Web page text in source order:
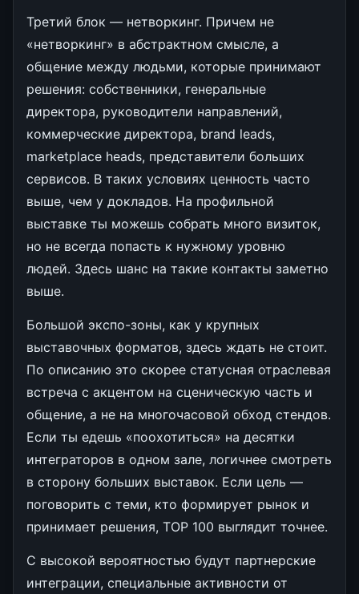
Третий блок — нетворкинг. Причем не
«нетворкинг» в абстрактном смысле, а
общение между людьми, которые принимают
решения: собственники, генеральные
директора, руководители направлений,
коммерческие директора, brand leads,
marketplace heads, представители больших
сервисов. В таких условиях ценность часто
выше, чем у докладов. На профильной
выставке ты можешь собрать много визиток,
но не всегда попасть к нужному уровню
людей. Здесь шанс на такие контакты заметно
выше.
Большой экспо-зоны, как у крупных
выставочных форматов, здесь ждать не стоит.
По описанию это скорее статусная отраслевая
встреча с акцентом на сценическую часть и
общение, а не на многочасовой обход стендов.
Если ты едешь «поохотиться» на десятки
интеграторов в одном зале, логичнее смотреть
в сторону больших выставок. Если цель —
поговорить с теми, кто формирует рынок и
принимает решения, TOP 100 выглядит точнее.
С высокой вероятностью будут партнерские
интеграции, специальные активности от